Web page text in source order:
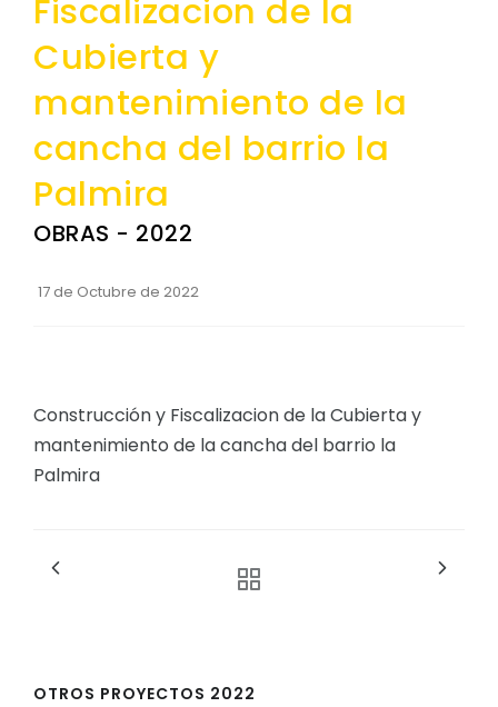
Convocatorias
GESTIÓN ADMINISTRATIVA
Plan de desarrollo y Ordenamiento Territorial -
Plan Anual Contratación - PAC
Plan Operativo Anual - POA
Convenios Institucionales
Obras y proyectos
Fiscalizacion de la
Cubierta y
mantenimiento de la
cancha del barrio la
Palmira
OBRAS - 2022
17 de Octubre de 2022
Construcción y Fiscalizacion de la Cubierta y
mantenimiento de la cancha del barrio la
Palmira
OTROS PROYECTOS 2022